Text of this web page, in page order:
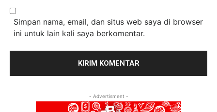
Simpan nama, email, dan situs web saya di browser
ini untuk lain kali saya berkomentar.
- Advertisment -